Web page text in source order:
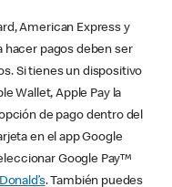
American Express y
hacer pagos deben ser
Si tienes un dispositivo
Wallet, Apple Pay la
de pago dentro del
en el app Google
Google Pay™
. También puedes